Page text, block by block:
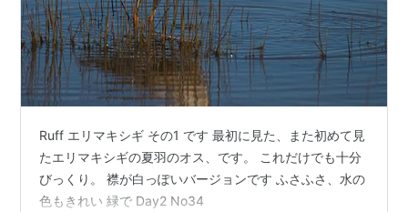
Ruff エリマキシギ その1 です 最初に見た、また初めて見
たエリマキシギの夏羽のオス、です。 これだけでも十分
びっくり。 襟が白っぽいバージョンです ふさふさ、水の
色もきれい 緑で Day2 No34